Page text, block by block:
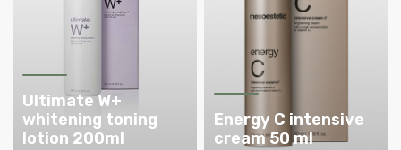
Ultimate W+
whitening toning
lotion 200ml
Energy C intensive
cream 50 ml